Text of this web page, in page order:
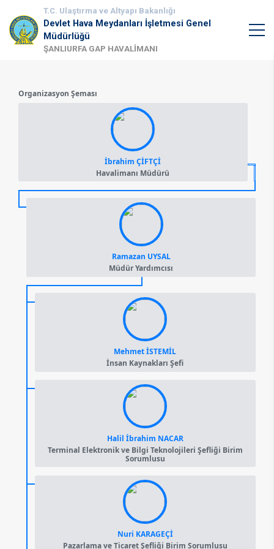
T.C. Ulaştırma ve Altyapı Bakanlığı
Devlet Hava Meydanları İşletmesi Genel
Müdürlüğü
ŞANLIURFA GAP HAVALİMANI
Organizasyon Şeması
İbrahim ÇİFTÇİ
Havalimanı Müdürü
Ramazan UYSAL
Müdür Yardımcısı
Mehmet İSTEMİL
İnsan Kaynakları Şefi
Halil İbrahim NACAR
Terminal Elektronik ve Bilgi Teknolojileri Şefliği Birim
Sorumlusu
Nuri KARAGEÇİ
Pazarlama ve Ticaret Şefliği Birim Sorumlusu